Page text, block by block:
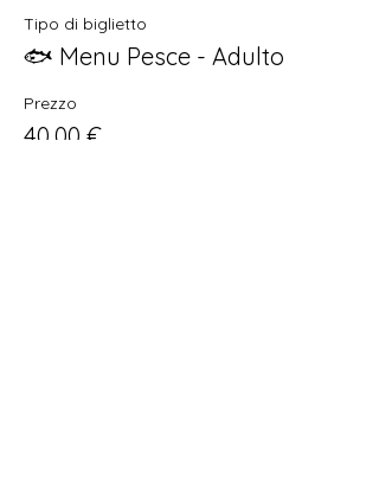
Tipo di biglietto
🐟 Menu Pesce - Adulto
Prezzo
40,00 €